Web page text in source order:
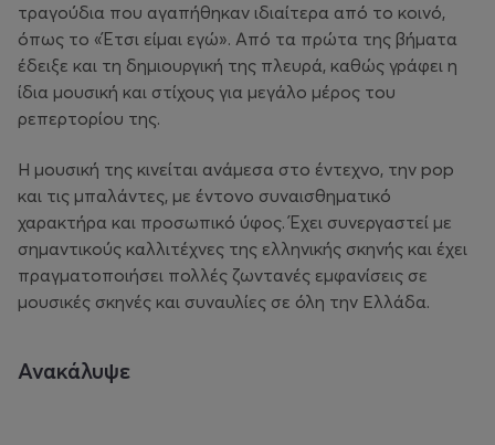
τραγούδια που αγαπήθηκαν ιδιαίτερα από το κοινό,
όπως το «Έτσι είμαι εγώ». Από τα πρώτα της βήματα
έδειξε και τη δημιουργική της πλευρά, καθώς γράφει η
ίδια μουσική και στίχους για μεγάλο μέρος του
ρεπερτορίου της.
Η μουσική της κινείται ανάμεσα στο έντεχνο, την pop
και τις μπαλάντες, με έντονο συναισθηματικό
χαρακτήρα και προσωπικό ύφος. Έχει συνεργαστεί με
σημαντικούς καλλιτέχνες της ελληνικής σκηνής και έχει
πραγματοποιήσει πολλές ζωντανές εμφανίσεις σε
μουσικές σκηνές και συναυλίες σε όλη την Ελλάδα.
Ανακάλυψε